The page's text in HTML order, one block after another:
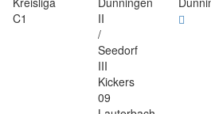
C1
II
/
Seedorf
III
Kickers
09